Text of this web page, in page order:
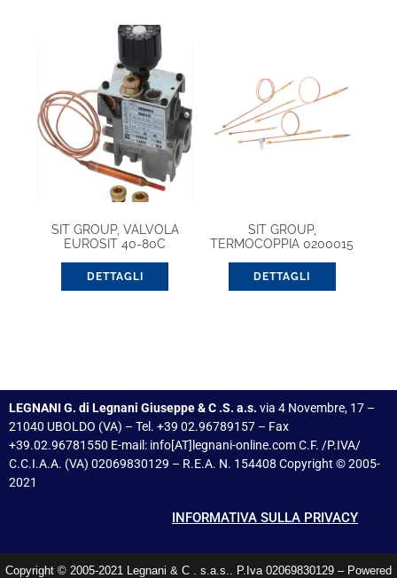
SIT GROUP, VALVOLA
EUROSIT 40-80C
DETTAGLI
SIT GROUP,
TERMOCOPPIA 0200015
DETTAGLI
LEGNANI G. di Legnani Giuseppe & C .S. a.s. via 4 Novembre, 17 –
21040 UBOLDO (VA) – Tel. +39 02.96789157 – Fax
+39.02.96781550 E-mail: info[AT]legnani-online.com C.F. /P.IVA/
C.C.I.A.A. (VA) 02069830129 – R.E.A. N. 154408 Copyright © 2005-
2021
INFORMATIVA SULLA PRIVACY
Copyright © 2005-2021 Legnani & C . s.a.s.. P.Iva 02069830129 – Powered